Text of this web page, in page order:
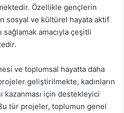
Özellikle gençlerin
sosyal ve kültürel hayata aktif
sağlamak amacıyla çeşitli
ve toplumsal hayatta daha
geliştirilmekte, kadınların
kazanması için destekleyici
tür projeler, toplumun genel